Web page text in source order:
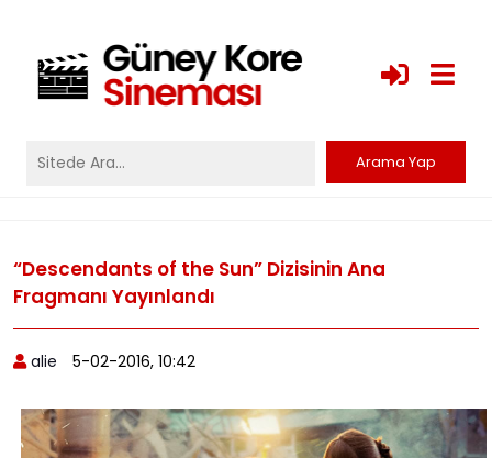
“Descendants of the Sun” Dizisinin Ana
Fragmanı Yayınlandı
alie 5-02-2016, 10:42